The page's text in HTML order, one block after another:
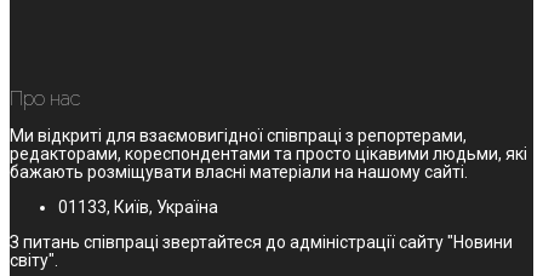
Про нас
Ми відкриті для взаємовигідної співпраці з репортерами,
редакторами, кореспондентами та просто цікавими людьми, які
бажають розміщувати власні матеріали на нашому сайті.
01133, Київ, Україна
З питань співпраці звертайтеся до адміністрації сайту "Новини
світу".